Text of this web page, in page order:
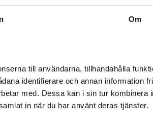
Om
till användarna, tillhandahålla
identifierare och annan information
med. Dessa kan i sin tur kombinera
in när du har använt deras tjänster.
gällande sänkt åldersgräns
särskilda bestämmelser om
och ett viktigt signalvärde
stöd för sin egen skull, oavsett
med att de vill få möjlighet till
utredning.